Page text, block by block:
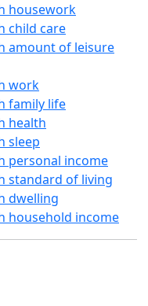
housework
child care
amount of leisure
work
family life
health
sleep
personal income
standard of living
dwelling
household income